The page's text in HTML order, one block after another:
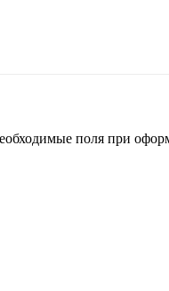
поля при